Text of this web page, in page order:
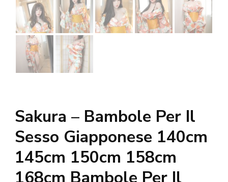
Sakura – Bambole Per Il
Sesso Giapponese 140cm
145cm 150cm 158cm
168cm Bambole Per Il